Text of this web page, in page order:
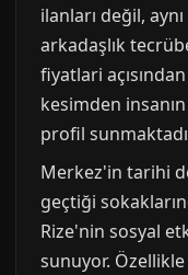
ilanları değil,
arkadaşlık
fiyatlari
kesimden
profil
Merkez'in tarihi
geçtiği
Rize'nin sosyal
sunuyor.